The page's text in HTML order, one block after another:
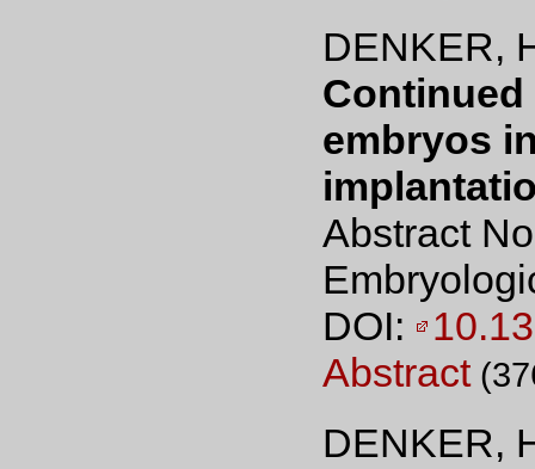
DENKER,
embryos
Abstract
DOI:
Abstract
DENKER,